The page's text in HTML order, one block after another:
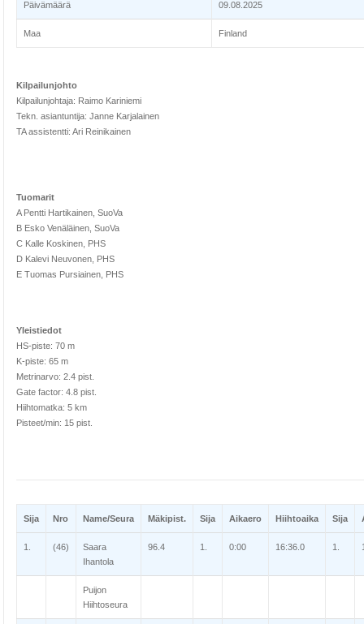
Päivämäärä 09.08.2025
Maa Finland
Kilpailunjohto
Kilpailunjohtaja: Raimo Kariniemi
Tekn. asiantuntija: Janne Karjalainen
TA assistentti: Ari Reinikainen
Tuomarit
A Pentti Hartikainen, SuoVa
B Esko Venäläinen, SuoVa
C Kalle Koskinen, PHS
D Kalevi Neuvonen, PHS
E Tuomas Pursiainen, PHS
Yleistiedot
HS-piste: 70 m
K-piste: 65 m
Metrinarvo: 2.4 pist.
Gate factor: 4.8 pist.
Hiihtomatka: 5 km
Pisteet/min: 15 pist.
Sija Nro Name/Seura Mäkipist. Sija Aikaero Hiihtoaika Sija
1. (46)
Saara
Ihantola
96.4 1. 0:00 16:36.0 1.
Puijon
Hiihtoseura